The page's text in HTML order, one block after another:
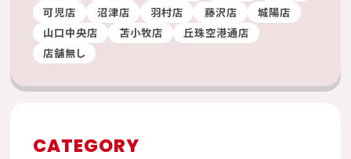
可児店
沼津店 羽村店 藤沢店
城陽店
山口中央店
苫小牧店
丘珠空港通店
店舗無し
CATEGORY